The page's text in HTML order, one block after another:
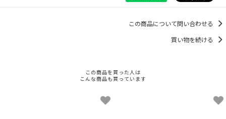
この商品について問い合わせる
買い物を続ける
この商品を買った人は
こんな商品も買っています